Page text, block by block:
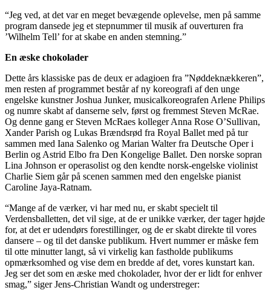
“Jeg ved, at det var en meget bevægende oplevelse, men på samme
program dansede jeg et stepnummer til musik af ouverturen fra
’Wilhelm Tell’ for at skabe en anden stemning.”
En æske chokolader
Dette års klassiske pas de deux er adagioen fra ”Nøddeknækkeren”,
men resten af programmet består af ny koreografi af den unge
engelske kunstner Joshua Junker, musicalkoreografen Arlene Philips
og numre skabt af danserne selv, først og fremmest Steven McRae.
Og denne gang er Steven McRaes kolleger Anna Rose O’Sullivan,
Xander Parish og Lukas Brændsrød fra Royal Ballet med på tur
sammen med Iana Salenko og Marian Walter fra Deutsche Oper i
Berlin og Astrid Elbo fra Den Kongelige Ballet. Den norske sopran
Lina Johnson er operasolist og den kendte norsk-engelske violinist
Charlie Siem går på scenen sammen med den engelske pianist
Caroline Jaya-Ratnam.
“Mange af de værker, vi har med nu, er skabt specielt til
Verdensballetten, det vil sige, at de er unikke værker, der tager højde
for, at det er udendørs forestillinger, og de er skabt direkte til vores
dansere – og til det danske publikum. Hvert nummer er måske fem
til otte minutter langt, så vi virkelig kan fastholde publikums
opmærksomhed og vise dem en bredde af det, vores kunstart kan.
Jeg ser det som en æske med chokolader, hvor der er lidt for enhver
smag,” siger Jens-Christian Wandt og understreger: